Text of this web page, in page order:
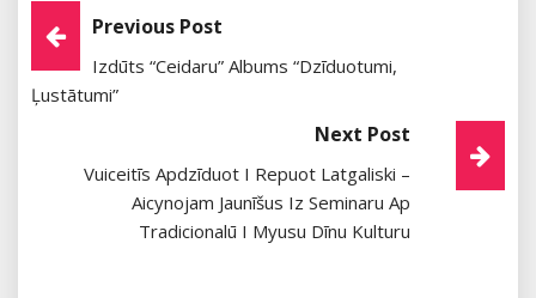
Post
Navigation
Previous Post
Izdūts “Ceidaru” Albums “Dzīduotumi,
Ļustātumi”
Next Post
Vuiceitīs Apdzīduot I Repuot Latgaliski –
Aicynojam Jaunīšus Iz Seminaru Ap
Tradicionalū I Myusu Dīnu Kulturu